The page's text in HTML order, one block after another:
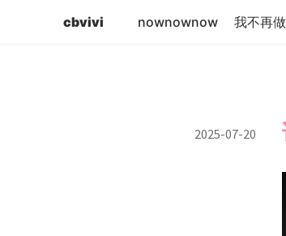
cbvivi nownownow 我不再
2025-07-20